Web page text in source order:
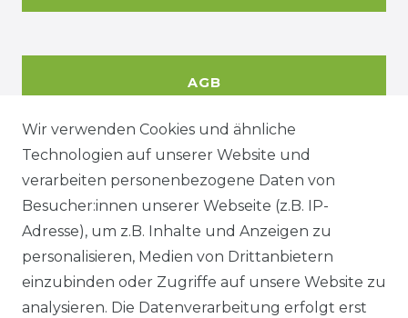
AGB
DATENSCHUTZERKÄRUNG
WIDERRUFSRECHT
Wir verwenden Cookies und ähnliche
Technologien auf unserer Website und
verarbeiten personenbezogene Daten von
Besucher:innen unserer Webseite (z.B. IP-
Adresse), um z.B. Inhalte und Anzeigen zu
personalisieren, Medien von Drittanbietern
einzubinden oder Zugriffe auf unsere Website zu
analysieren. Die Datenverarbeitung erfolgt erst